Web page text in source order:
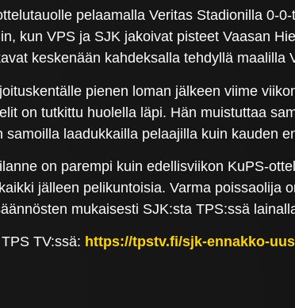
pelaamalla Veritas Stadionilla 0-
kun VPS ja SJK jakoivat pisteet Vaasan
keskenään kahdeksalla tehdyllä maalilla
pienen loman jälkeen viime
on tutkittu huolella läpi. Hän muistuttaa
samoilla laadukkailla pelaajilla kuin kauden
on parempi kuin edellisviikon KuPS-
jälleen pelikuntoisia. Varma poissaolija
mukaisesti SJK:sta TPS:ssä
TV:ssä: https://tpstv.fi/sjk-ennakko-